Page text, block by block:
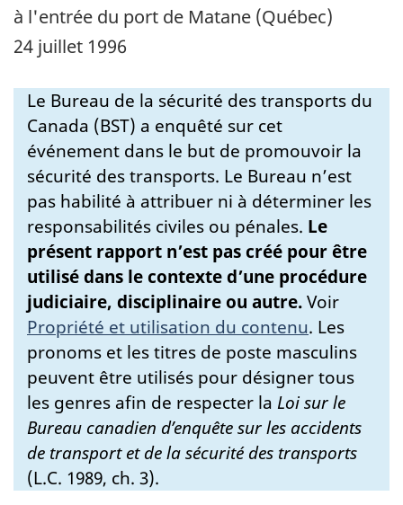
à l'entrée du port de Matane (Québec)
24 juillet 1996
Le Bureau de la sécurité des transports du
Canada (BST) a enquêté sur cet
événement dans le but de promouvoir la
sécurité des transports. Le Bureau n’est
pas habilité à attribuer ni à déterminer les
responsabilités civiles ou pénales. Le
présent rapport n’est pas créé pour être
utilisé dans le contexte d’une procédure
judiciaire, disciplinaire ou autre.Voir
Propriété et utilisation du contenu. Les
pronoms et les titres de poste masculins
peuvent être utilisés pour désigner tous
les genres afin de respecter la Loi sur le
Bureau canadien d’enquête sur les accidents
de transport et de la sécurité des transports
(L.C. 1989, ch. 3).